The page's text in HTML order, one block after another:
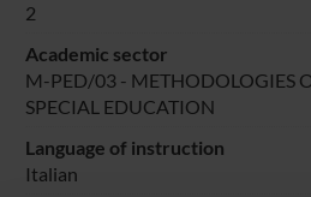
2
Academic sector
M-PED/03 - METHODOLOGIES
SPECIAL EDUCATION
Language of instruction
Italian